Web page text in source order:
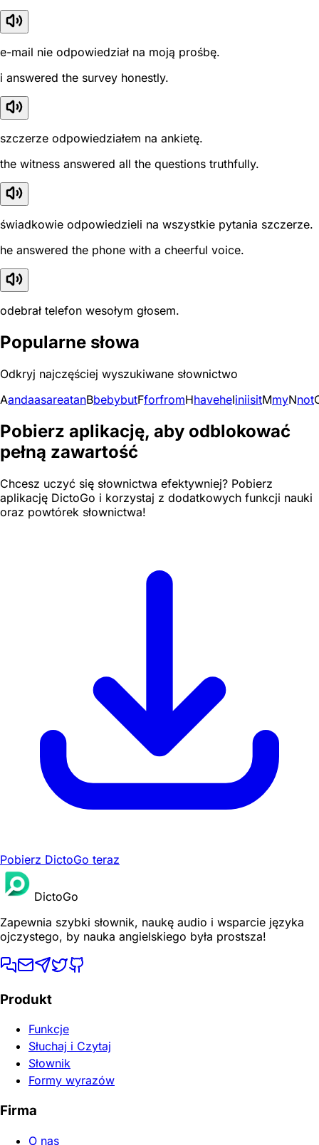
e-mail nie odpowiedział na moją prośbę.
i answered the survey honestly.
szczerze odpowiedziałem na ankietę.
the witness answered all the questions truthfully.
świadkowie odpowiedzieli na wszystkie pytania szczerze.
he answered the phone with a cheerful voice.
odebrał telefon wesołym głosem.
Popularne słowa
Odkryj najczęściej wyszukiwane słownictwo
AandaasareatanBbebybutFforfromHhaveheIiniisitMmyNnot
Pobierz aplikację, aby odblokować
pełną zawartość
Chcesz uczyć się słownictwa efektywniej? Pobierz
aplikację DictoGo i korzystaj z dodatkowych funkcji nauki
oraz powtórek słownictwa!
Pobierz DictoGo teraz
DictoGo
Zapewnia szybki słownik, naukę audio i wsparcie języka
ojczystego, by nauka angielskiego była prostsza!
Produkt
Funkcje
Słuchaj i Czytaj
Słownik
Formy wyrazów
Firma
O nas